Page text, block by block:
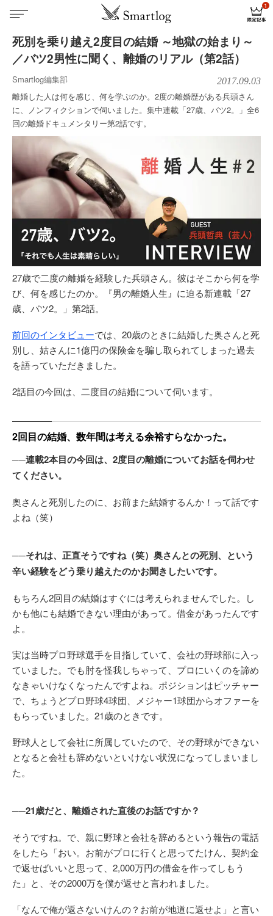
死別を乗り越え2度目の結婚 ～地獄の始まり～
／バツ2男性に聞く、離婚のリアル（第2話）
Smartlog編集部 2017.09.03
離婚した人は何を感じ、何を学ぶのか。2度の離婚歴がある兵頭さん
に、ノンフィクションで伺いました。集中連載「27歳、バツ2。」全6
回の離婚ドキュメンタリー第2話です。
27歳で二度の離婚を経験した兵頭さん。彼はそこから何を学
び、何を感じたのか。『男の離婚人生』に迫る新連載「27
歳、バツ2。」第2話。
前回のインタビューでは、20歳のときに結婚した奥さんと死
別し、姑さんに1億円の保険金を騙し取られてしまった過去
を語っていただきました。
2話目の今回は、二度目の結婚について伺います。
2回目の結婚、数年間は考える余裕すらなかった。
──連載2本目の今回は、2度目の離婚についてお話を伺わせ
てください。
奥さんと死別したのに、お前また結婚するんか！って話です
よね（笑）
──それは、正直そうですね（笑）奥さんとの死別、という
辛い経験をどう乗り越えたのかお聞きしたいです。
もちろん2回目の結婚はすぐには考えられませんでした。し
かも他にも結婚できない理由があって。借金があったんです
よ。
実は当時プロ野球選手を目指していて、会社の野球部に入っ
ていました。でも肘を怪我しちゃって、プロにいくのを諦め
なきゃいけなくなったんですよね。ポジションはピッチャー
で、ちょうどプロ野球4球団、メジャー1球団からオファーを
もらっていました。21歳のときです。
野球人として会社に所属していたので、その野球ができない
となると会社も辞めないといけない状況になってしまいまし
た。
──21歳だと、離婚された直後のお話ですか？
そうですね。で、親に野球と会社を辞めるという報告の電話
をしたら「おい。お前がプロに行くと思ってたけん、契約金
で返せばいいと思って、2,000万円の借金を作ってしもう
た」と、その2000万を僕が返せと言われました。
「なんで俺が返さないけんの？お前が地道に返せよ」と言い